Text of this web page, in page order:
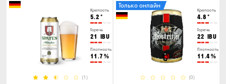
Крепость
5.2 °
Горечь
21 IBU
Плотность
11.7 %
(1)
Крепость
4.8 °
Горечь
22 IBU
Плотность
11.4%
(0)
Только онлайн